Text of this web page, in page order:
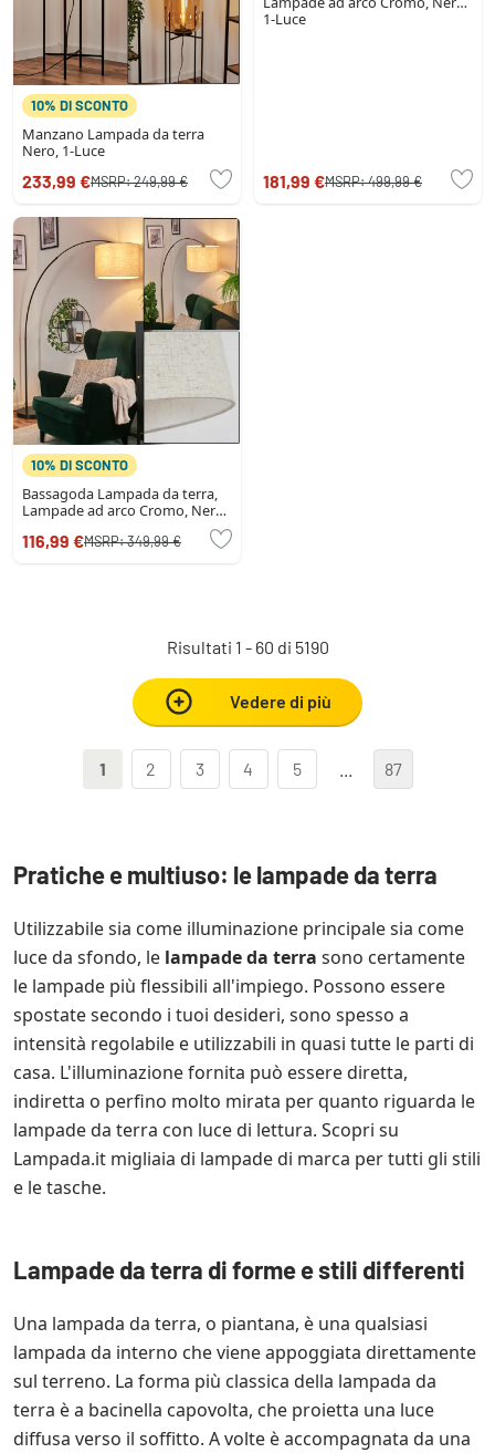
10% DI SCONTO
Manzano Lampada da terra
Nero, 1-Luce
233,99 €MSRP:249,99 €
1-Luce
181,99 €MSRP:499,99 €
10% DI SCONTO
Bassagoda Lampada da terra,
Lampade ad arco Cromo, Nero,
116,99 €MSRP:349,99 €
Risultati 1 - 60 di 5190
Vedere di più
1 2 3 4 5 87
Pratiche e multiuso: le lampade da terra
Utilizzabile sia come illuminazione principale sia come
luce da sfondo, le lampade da terra sono certamente
le lampade più flessibili all'impiego. Possono essere
spostate secondo i tuoi desideri, sono spesso a
intensità regolabile e utilizzabili in quasi tutte le parti di
casa. L'illuminazione fornita può essere diretta,
indiretta o perfino molto mirata per quanto riguarda le
lampade da terra con luce di lettura. Scopri su
Lampada.it migliaia di lampade di marca per tutti gli stili
e le tasche.
Lampade da terra di forme e stili differenti
Una lampada da terra, o piantana, è una qualsiasi
lampada da interno che viene appoggiata direttamente
sul terreno. La forma più classica della lampada da
terra è a bacinella capovolta, che proietta una luce
diffusa verso il soffitto. A volte è accompagnata da una